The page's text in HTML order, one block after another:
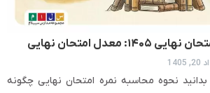
نحوه محاسبه نمره امتحان نهایی ۱۴۰۵: معدل امتحان نهایی
نحوه محاسبه نمره امتحان نهایی چگونه